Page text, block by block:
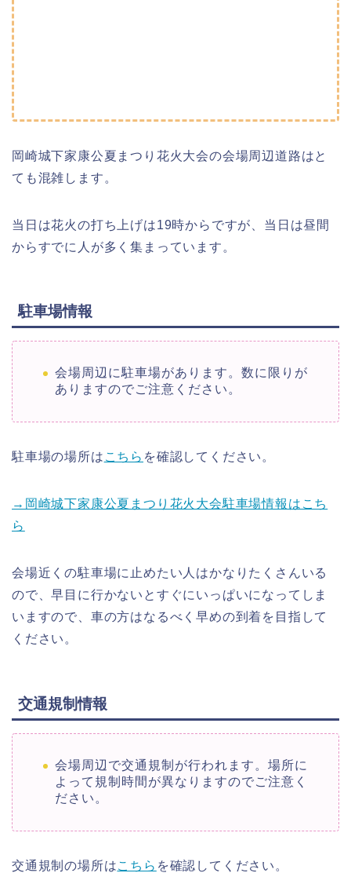
岡崎城下家康公夏まつり花火大会の会場周辺道路はと
ても混雑します。
当日は花火の打ち上げは19時からですが、当日は昼間
からすでに人が多く集まっています。
駐車場情報
会場周辺に駐車場があります。数に限りが
ありますのでご注意ください。
駐車場の場所は こちら を確認してください。
→岡崎城下家康公夏まつり花火大会駐車場情報はこち
ら
会場近くの駐車場に止めたい人はかなりたくさんいる
ので、早目に行かないとすぐにいっぱいになってしま
いますので、車の方はなるべく早めの到着を目指して
ください。
交通規制情報
会場周辺で交通規制が行われます。場所に
よって規制時間が異なりますのでご注意く
ださい。
交通規制の場所はこちら を確認してください。